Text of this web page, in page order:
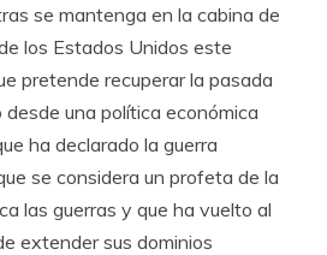
se mantenga en la cabina de
los Estados Unidos este
pretende recuperar la pasada
una política económica
ha declarado la guerra
se considera un profeta de la
las guerras y que ha vuelto al
extender sus dominios